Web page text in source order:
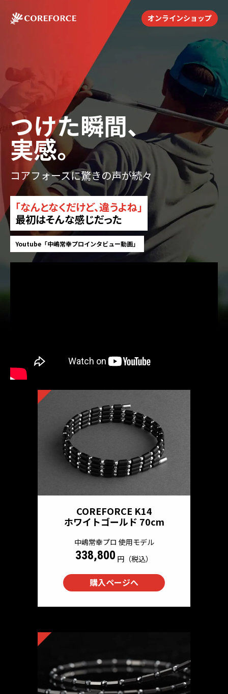
オンラインショップ
つけた瞬間、
実感。
コアフォースに驚きの声が続々
「なんとなくだけど、違うよね」
最初はそんな感じだった
Youtube「中嶋常幸プロインタビュー動画」
COREFORCE K14
ホワイトゴールド 70cm
中嶋常幸プロ 使用モデル
338,800 円（税込）
購入ページへ